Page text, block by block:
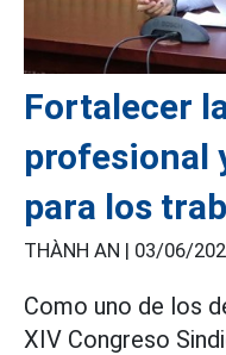
Fortalecer
profesional
para los
THÀNH AN | 03/06/
Como uno de los
XIV Congreso